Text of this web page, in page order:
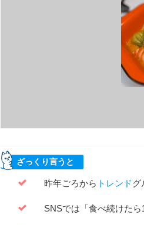
ざっくり言うと
昨年ごろから トレンドグ
SNSでは「食べ続けた